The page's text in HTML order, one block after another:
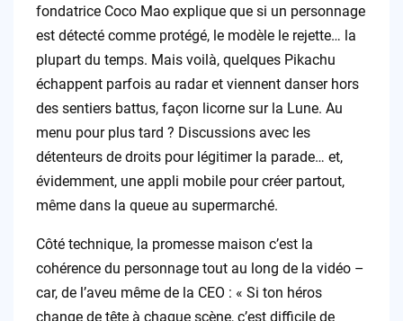
fondatrice Coco Mao explique que si un personnage
est détecté comme protégé, le modèle le rejette… la
plupart du temps. Mais voilà, quelques Pikachu
échappent parfois au radar et viennent danser hors
des sentiers battus, façon licorne sur la Lune. Au
menu pour plus tard ? Discussions avec les
détenteurs de droits pour légitimer la parade… et,
évidemment, une appli mobile pour créer partout,
même dans la queue au supermarché.
Côté technique, la promesse maison c’est la
cohérence du personnage tout au long de la vidéo –
car, de l’aveu même de la CEO : « Si ton héros
change de tête à chaque scène, c’est difficile de